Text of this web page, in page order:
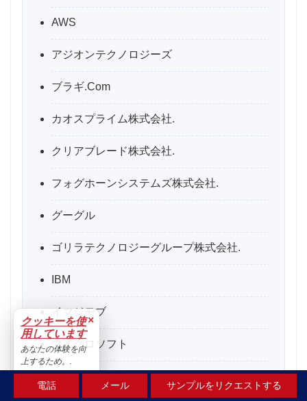
AWS
アジオンテクノロジーズ
ブラギ.Com
カオスプライム株式会社.
クリアブレード株式会社.
フォグホーンシステムズ株式会社.
グーグル
ゴリラテクノロジーグループ株式会社.
IBM
イマジモブ
マイクロソフト
ニュータニックス
電話 メール サンプルをリクエストする
クッキーを使
用しています
×
あなたの体験を向
上するため。.
受け入れる